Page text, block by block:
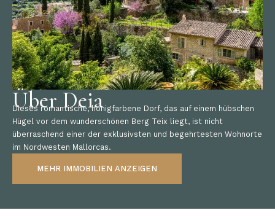
Über Deia
Dieses romantische, honigfarbene Dorf, das auf einem hübschen
Hügel vor dem wunderschönen Berg Teix liegt, ist nicht
überraschend einer der exklusivsten und begehrtesten Wohnorte
im Nordwesten Mallorcas.
MEHR IMMOBILIEN ANZEIGEN